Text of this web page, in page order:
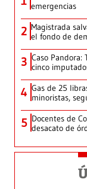
emergencias
2 Magistrada
el fondo de
3 Caso
cinco
4 Gas de 25
minoristas,
5 Docentes de
desacato de